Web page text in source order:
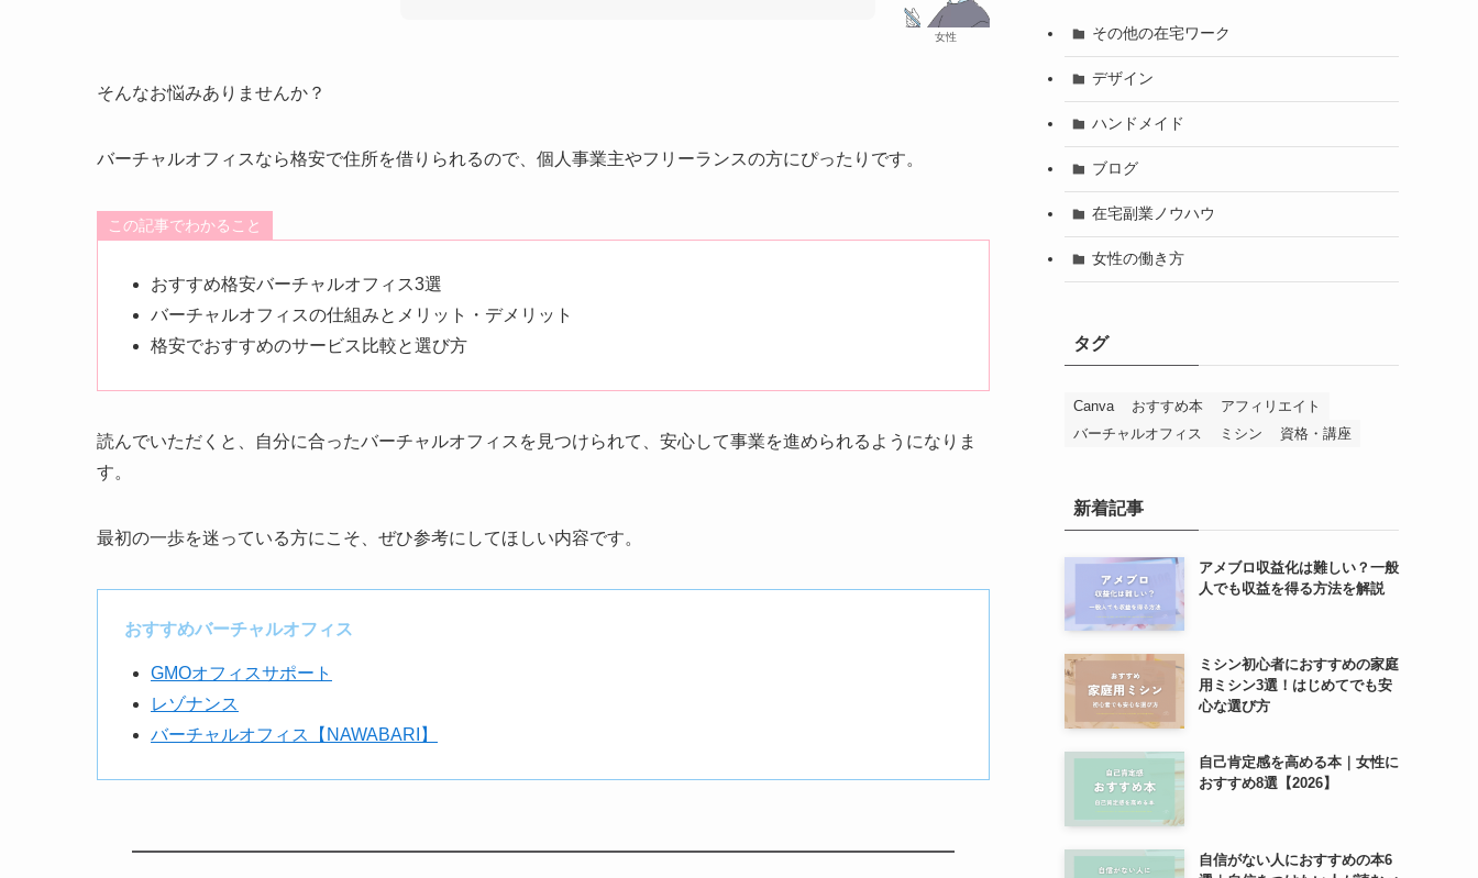
女性
そんなお悩みありませんか？
バーチャルオフィスなら格安で住所を借りられるので、個人事業主やフリーランスの方にぴったりです。
この記事でわかること
おすすめ格安バーチャルオフィス3選
バーチャルオフィスの仕組みとメリット・デメリット
格安でおすすめのサービス比較と選び方
読んでいただくと、自分に合ったバーチャルオフィスを見つけられて、安心して事業を進められるようになりま
す。
最初の一歩を迷っている方にこそ、ぜひ参考にしてほしい内容です。
おすすめバーチャルオフィス
GMOオフィスサポート
レゾナンス
バーチャルオフィス【NAWABARI】
その他の在宅ワーク
デザイン
ハンドメイド
ブログ
在宅副業ノウハウ
女性の働き方
タグ
Canva おすすめ本
アフィリエイト
バーチャルオフィス
ミシン 資格・講座
新着記事
アメブロ収益化は難しい？一般
人でも収益を得る方法を解説
ミシン初心者におすすめの家庭
用ミシン3選！はじめてでも安
心な選び方
自己肯定感を高める本｜女性に
おすすめ8選【2026】
自信がない人におすすめの本6